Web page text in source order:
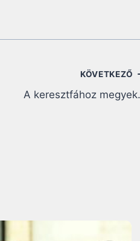
KÖVETKEZŐ
A keresztfához